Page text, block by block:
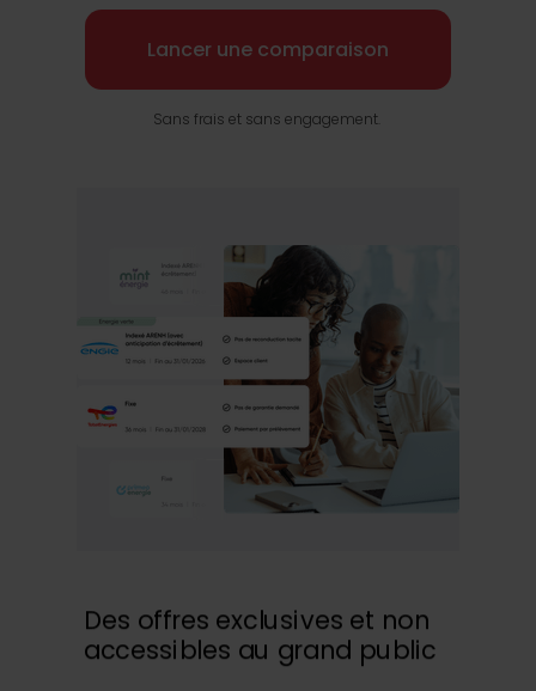
Des offres exclusives et non
accessibles au grand public
Lancer une comparaison
Sans frais et sans engagement.